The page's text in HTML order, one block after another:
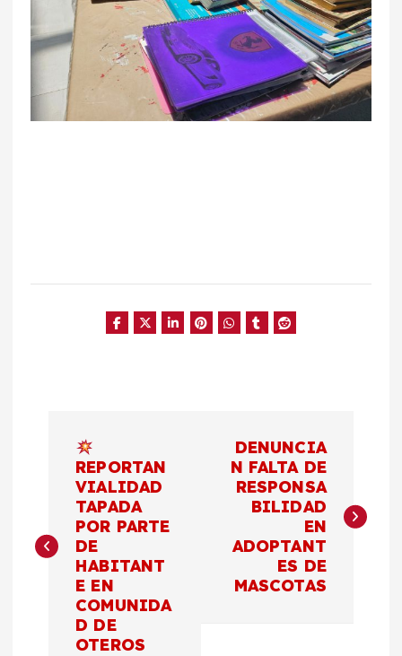
e
REPORTAN
VIALIDAD
TAPADA
POR PARTE
DE
HABITANT
E EN
COMUNIDA
D DE
OTEROS
DENUNCIA
N FALTA DE
RESPONSA
BILIDAD
EN
ADOPTANT
ES DE
MASCOTAS